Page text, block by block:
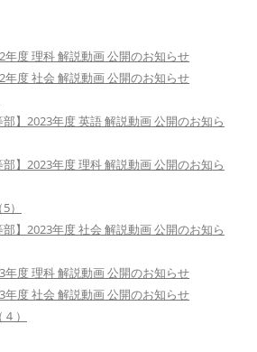
年度 理科 解説動画 公開のお知らせ
年度 社会 解説動画 公開のお知らせ
部】2023年度 英語 解説動画 公開のお知ら
部】2023年度 理科 解説動画 公開のお知ら
）
部】2023年度 社会 解説動画 公開のお知ら
年度 理科 解説動画 公開のお知らせ
年度 社会 解説動画 公開のお知らせ
）